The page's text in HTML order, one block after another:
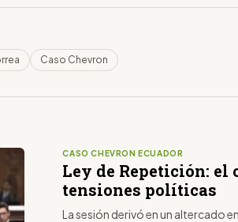
Caso Chevron
CASO CHEVRON ECUADOR
Ley de Repetición: el
tensiones políticas
La sesión derivó en un altercado